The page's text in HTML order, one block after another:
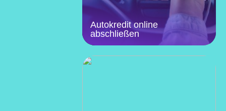
Autokredit online
abschließen